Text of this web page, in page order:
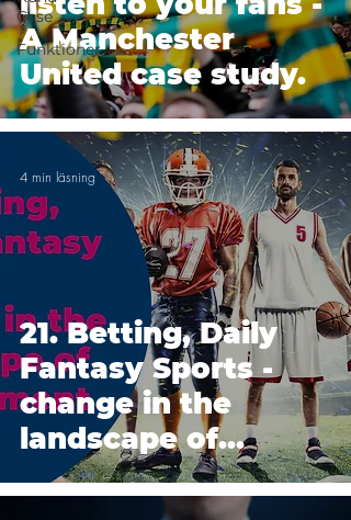
Case
Funktioner
A Manchester
United case study.
21. Betting, Daily
Fantasy Sports -
change in the
landscape of
Engagement
4 min läsning